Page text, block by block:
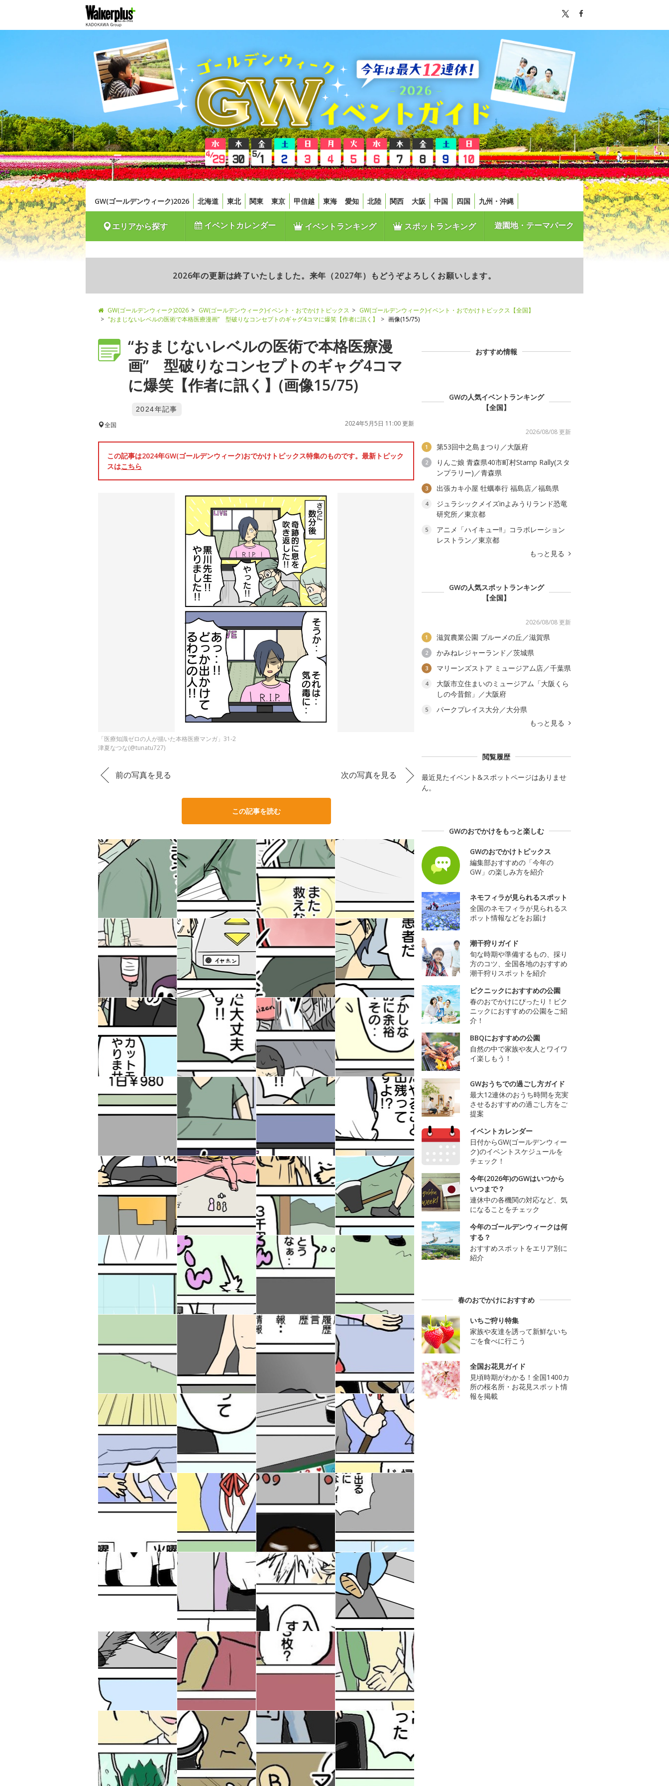
GW(ゴールデンウィーク)2026 北海道 東北 関東 東京 甲信越 東海 愛知 北陸 関西 大阪 中国 四国 九州・沖縄
エリアから探す イベントカレンダー イベントランキング スポットランキング 遊園地・テーマパーク
2026年の更新は終了いたしました。来年（2027年）もどうぞよろしくお願いします。
GW(ゴールデンウィーク)2026 GW(ゴールデンウィーク)イベント・おでかけトピックス
GW(ゴールデンウィーク)イベント・おでかけトピックス【全国】
“おまじないレベルの医術で本格医療漫画” 型破りなコンセプトのギャグ4コマに爆笑【作者に訊く】
画像(15/75)
“おまじないレベルの医術で本格医療漫
画” 型破りなコンセプトのギャグ4コマ
に爆笑【作者に訊く】(画像15/75)
2024年記事
全国 2024年5月5日 11:00 更新
この記事は2024年GW(ゴールデンウィーク)おでかけトピックス特集のものです。最新トピック
スはこちら
「医療知識ゼロの人が描いた本格医療マンガ」31-2
津夏なつな(@tunatu727)
前の写真を見る 次の写真を見る
この記事を読む
おすすめ情報
GWの人気イベントランキング
【全国】
2026/08/08 更新
1 第53回中之島まつり／大阪府
2
りんご娘 青森県40市町村Stamp Rally(スタ
ンプラリー)／青森県
3 出張カキ小屋 牡蠣奉行 福島店／福島県
4
ジュラシックメイズinよみうりランド恐竜
研究所／東京都
5
アニメ「ハイキュー!!」コラボレーション
レストラン／東京都
もっと見る
GWの人気スポットランキング
【全国】
2026/08/08 更新
1 滋賀農業公園 ブルーメの丘／滋賀県
2 かみねレジャーランド／茨城県
3 マリーンズストア ミュージアム店／千葉県
4
大阪市立住まいのミュージアム「大阪くら
しの今昔館」／大阪府
5
パークプレイス大分／大分県
もっと見る
閲覧履歴
最近見たイベント&スポットページはありませ
ん。
GWのおでかけをもっと楽しむ
GWのおでかけトピックス
編集部おすすめの「今年の
GW」の楽しみ方を紹介
ネモフィラが見られるスポット
全国のネモフィラが見られるス
ポット情報などをお届け
潮干狩りガイド
旬な時期や準備するもの、採り
方のコツ、全国各地のおすすめ
潮干狩りスポットを紹介
ピクニックにおすすめの公園
春のおでかけにぴったり！ピク
ニックにおすすめの公園をご紹
介！
BBQにおすすめの公園
自然の中で家族や友人とワイワ
イ楽しもう！
GWおうちでの過ごし方ガイド
最大12連休のおうち時間を充実
させるおすすめの過ごし方をご
提案
イベントカレンダー
日付からGW(ゴールデンウィー
ク)のイベントスケジュールを
チェック！
今年(2026年)のGWはいつから
いつまで？
連休中の各機関の対応など、気
になることをチェック
今年のゴールデンウィークは何
する？
おすすめスポットをエリア別に
紹介
春のおでかけにおすすめ
いちご狩り特集
家族や友達を誘って新鮮ないち
ごを食べに行こう
全国お花見ガイド
見頃時期がわかる！全国1400カ
所の桜名所・お花見スポット情
報を掲載